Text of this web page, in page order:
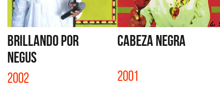
BRILLANDO POR
NEGUS
2002
CABEZA NEGRA
2001